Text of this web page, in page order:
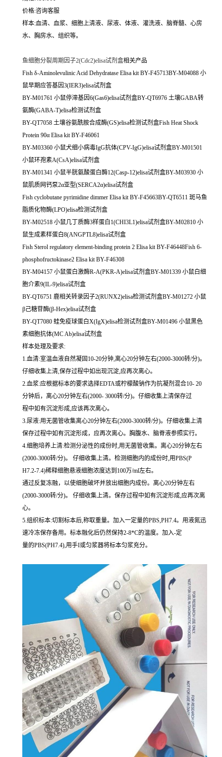
价格:咨询客服
样本:血清、血浆、细胞上清液、尿液、体液、灌洗液、脑脊髓、心房
水、胸房水、组织等。
鱼细胞分裂周期因子2(Cdc2)elisa试剂盒相关产品
Fish δ-Aminolevulinic Acid Dehydratase Elisa kit BY-F45713BY-M04088 小
鼠早期应答基因3(IER3)elisa试剂盒
BY-M01761 小鼠停滞基因6(Gas6)elisa试剂盒BY-QT6976 土壤GABA转
氨酶(GABA-T)elisa检测试剂盒
BY-QT7058 土壤谷氨酰胺合成酶(GS)elisa检测试剂盒Fish Heat Shock
Protein 90α Elisa kit BY-F46061
BY-M03360 小鼠犬细小病毒IgG抗体(CPV-IgG)elisa试剂盒BY-M01501
小鼠环孢素A(CsA)elisa试剂盒
BY-M01341 小鼠半胱氨酸蛋白酶12(Casp-12)elisa试剂盒BY-M03930 小
鼠肌质网钙泵2α亚型(SERCA2α)elisa试剂盒
Fish cyclobutane pyrimidine dimmer Elisa kit BY-F45663BY-QT6511 斑马鱼
脂质化物酶(LPO)elisa检测试剂盒
BY-M02518 小鼠几丁质酶3样蛋白1(CHI3L1)elisa试剂盒BY-M02810 小
鼠生成素样蛋白8(ANGPTL8)elisa试剂盒
Fish Sterol regulatory element-binding protein 2 Elisa kit BY-F46448Fish 6-
phosphofructokinase2 Elisa kit BY-F46308
BY-M04157 小鼠蛋白激酶R-A(PKR-A)elisa试剂盒BY-M01339 小鼠白细
胞介素9(IL-9)elisa试剂盒
BY-QT6751 鹿相关转录因子2(RUNX2)elisa检测试剂盒BY-M01272 小鼠
β己糖苷酶(β-Hex)elisa试剂盒
BY-QT7080 蛙免疫球蛋白X(IgX)elisa检测试剂盒BY-M01496 小鼠黑色
素细胞抗体(MC Ab)elisa试剂盒
样本处理及要求:
1.血清:室温血液自然凝固10-20分钟,离心20分钟左右(2000-3000转/分)。
仔细收集上清,保存过程中如出现沉淀,应再次离心。
2.血浆:应根据标本的要求选择EDTA或柠檬酸钠作为抗凝剂混合10- 20
分钟后，离心20分钟左右(2000- 3000转/分)。仔细收集上清保存过
程中如有沉淀形成,应该再次离心。
3.尿液:用无菌管收集离心20分钟左右(2000-3000转/分)。仔细收集上清
保存过程中如有沉淀形成，应再次离心。胸腹水、脑脊液参照实行。
4.细胞培养上清:检测分泌性的成份时,用无菌管收集。离心20分钟左右
(2000-3000转/分)。 仔细收集上清。检测细胞内的成份时,用PBS(P
H7.2-7.4)稀释细胞悬液细胞浓度达到100万/ml左右。
通过反复冻融，以使细胞破坏并放出细胞内成份。离心20分钟左右
(2000-3000转/分)。 仔细收集上清。保存过程中如有沉淀形成,应再次离
心。
5.组织标本:切割标本后,称取重量。加入一定量的PBS,PH7.4。用液氮迅
速冷冻保存备用。标本融化后仍然保持2-8*C的温度。加入-定
量的PBS(PH7.4),用手I或匀浆器将标本匀浆充分。